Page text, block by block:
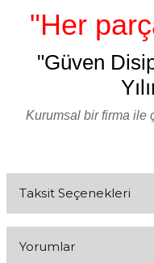
"Her
"Güven
Kurumsal bir firma ile
Taksit Seçenekleri
Yorumlar